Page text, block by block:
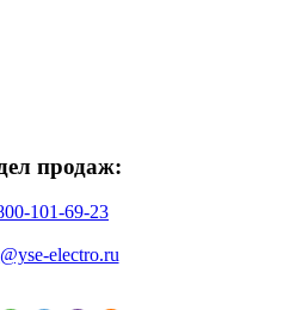
продаж:
101-69-23
electro.ru